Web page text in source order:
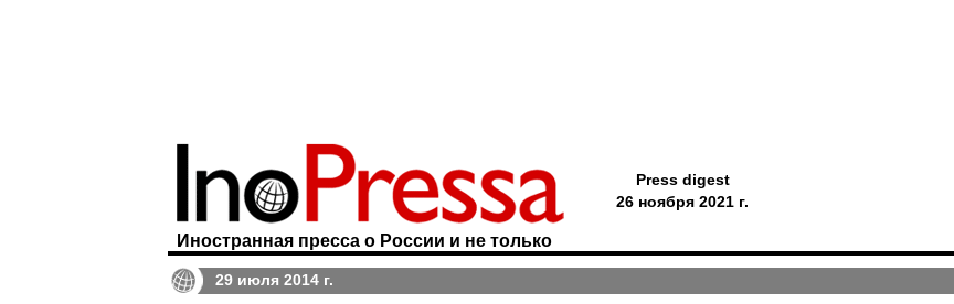
Иностранная пресса о России и не только
Press digest
26 ноября 2021 г.
29 июля 2014 г.